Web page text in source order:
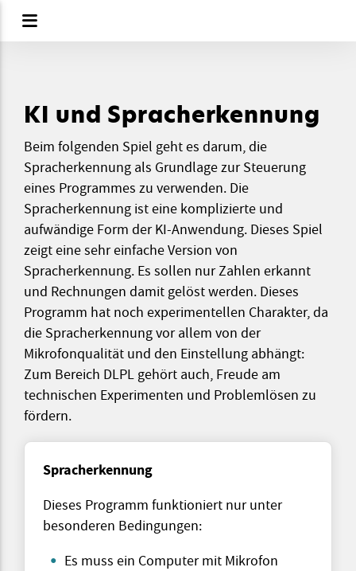
KI und Spracherkennung
Beim folgenden Spiel geht es darum, die
Spracherkennung als Grundlage zur Steuerung
eines Programmes zu verwenden. Die
Spracherkennung ist eine komplizierte und
aufwändige Form der KI-Anwendung. Dieses Spiel
zeigt eine sehr einfache Version von
Spracherkennung. Es sollen nur Zahlen erkannt
und Rechnungen damit gelöst werden. Dieses
Programm hat noch experimentellen Charakter, da
die Spracherkennung vor allem von der
Mikrofonqualität und den Einstellung abhängt:
Zum Bereich DLPL gehört auch, Freude am
technischen Experimenten und Problemlösen zu
fördern.
Spracherkennung
Dieses Programm funktioniert nur unter
besonderen Bedingungen:
Es muss ein Computer mit Mikrofon